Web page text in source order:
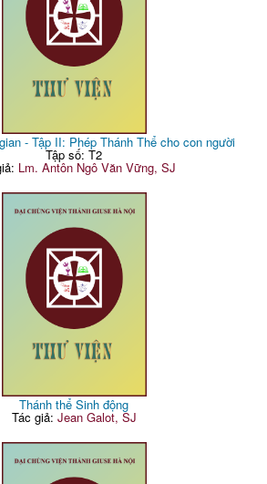
- Tập II: Phép Thánh Thể cho con người
Tập số: T2
Lm. Antôn Ngô Văn Vững, SJ
Thánh thể Sinh động
Tác giả: Jean Galot, SJ